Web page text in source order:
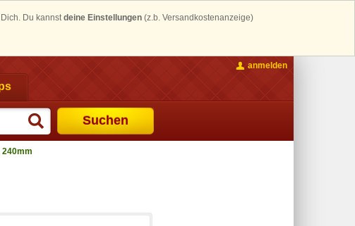
Dich. Du kannstdeine Einstellungen (z.b. Versandkostenanzeige)
Suchen
anmelden
240mm